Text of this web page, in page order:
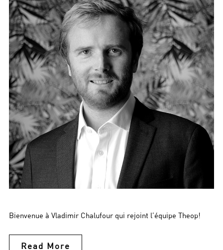
Bienvenue à Vladimir Chalufour qui rejoint l’équipe Theop!
Read More